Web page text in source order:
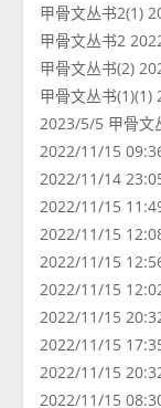
甲骨文丛书2(1)
甲骨文丛书2
甲骨文丛书(2)
甲骨文丛书
2023/5/5 甲骨文
2022/11/15
2022/11/14
2022/11/15
2022/11/15
2022/11/15
2022/11/15
2022/11/15
2022/11/15
2022/11/15
2022/11/15